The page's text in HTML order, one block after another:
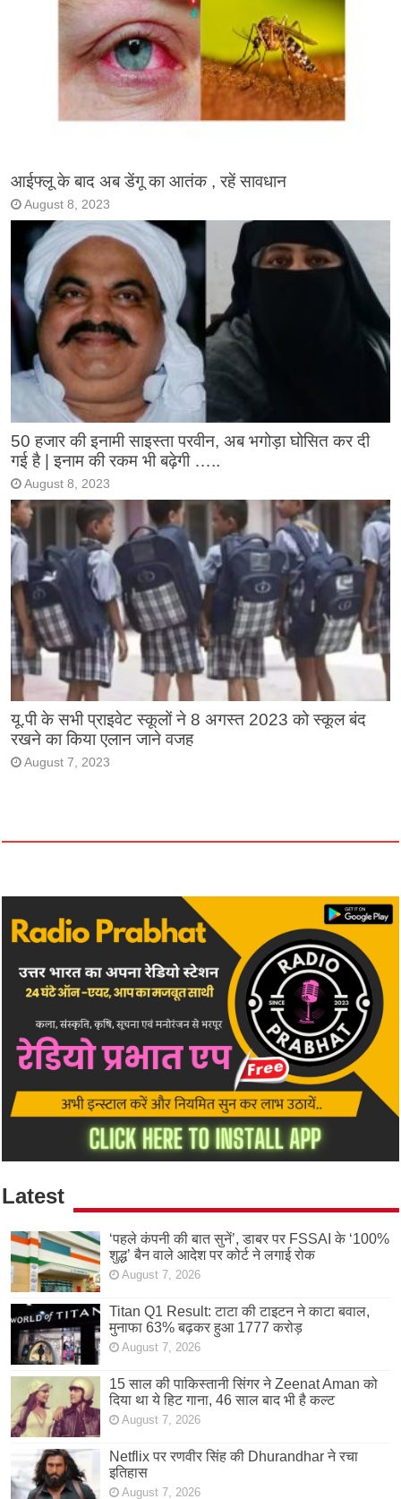
आईफ्लू के बाद अब डेंगू का आतंक , रहें सावधान
August 8, 2023
50 हजार की इनामी साइस्ता परवीन, अब भगोड़ा घोसित कर दी
गई है | इनाम की रकम भी बढ़ेगी …..
August 8, 2023
यू.पी के सभी प्राइवेट स्कूलों ने 8 अगस्त 2023 को स्कूल बंद
रखने का किया एलान जाने वजह
August 7, 2023
Latest
‘पहले कंपनी की बात सुनें’, डाबर पर FSSAI के ‘100%
शुद्ध’ बैन वाले आदेश पर कोर्ट ने लगाई रोक
August 7, 2026
Titan Q1 Result: टाटा की टाइटन ने काटा बवाल,
मुनाफा 63% बढ़कर हुआ 1777 करोड़
August 7, 2026
15 साल की पाकिस्तानी सिंगर ने Zeenat Aman को
दिया था ये हिट गाना, 46 साल बाद भी है कल्ट
August 7, 2026
Netflix पर रणवीर सिंह की Dhurandhar ने रचा
इतिहास
August 7, 2026